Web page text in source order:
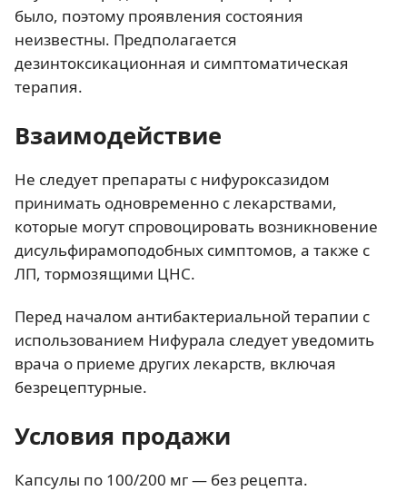
было, поэтому проявления состояния
неизвестны. Предполагается
дезинтоксикационная и симптоматическая
терапия.
Взаимодействие
Не следует препараты с нифуроксазидом
принимать одновременно с лекарствами,
которые могут спровоцировать возникновение
дисульфирамоподобных симптомов, а также с
ЛП, тормозящими ЦНС.
Перед началом антибактериальной терапии с
использованием Нифурала следует уведомить
врача о приеме других лекарств, включая
безрецептурные.
Условия продажи
Капсулы по 100/200 мг — без рецепта.